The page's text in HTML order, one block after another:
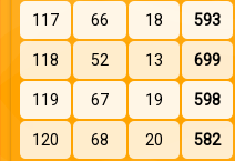
117
66 18 593
118
52 13 699
119
67 19 598
120
68 20 582